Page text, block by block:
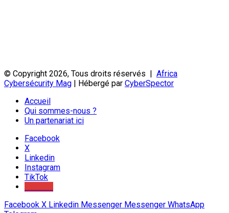
© Copyright 2026, Tous droits réservés | Africa
Cybersécurity Mag | Hébergé par CyberSpector
Accueil
Qui sommes-nous ?
Un partenariat ici
Facebook
X
Linkedin
Instagram
TikTok
Facebook X Linkedin Messenger Messenger WhatsApp